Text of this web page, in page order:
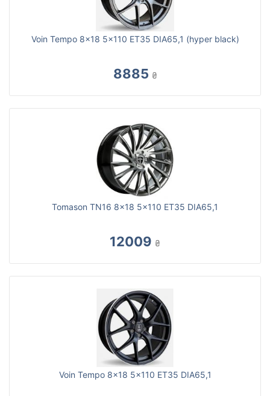
Voin Tempo 8x18 5x110 ET35 DIA65,1 (hyper black)
8885 ₴
Tomason TN16 8x18 5x110 ET35 DIA65,1
12009 ₴
Voin Tempo 8x18 5x110 ET35 DIA65,1